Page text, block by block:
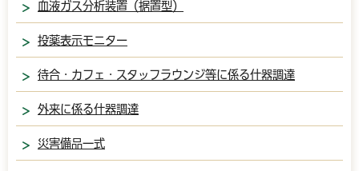
血液ガス分析装置（据置型）
投薬表示モニター
待合・カフェ・スタッフラウンジ等に係る什器調達
外来に係る什器調達
災害備品一式